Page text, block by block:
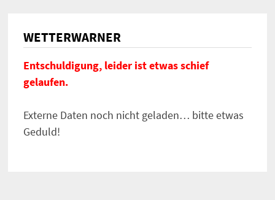
WETTERWARNER
Entschuldigung, leider ist etwas schief
gelaufen.
Externe Daten noch nicht geladen… bitte etwas
Geduld!